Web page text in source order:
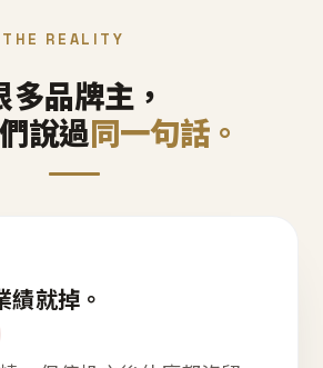
THE REALITY
多品牌主，
說過同一句話。
績就掉。